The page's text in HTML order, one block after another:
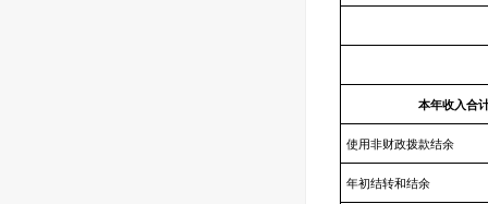
本年收入合
使用非财政拨款结余
年初结转和结余